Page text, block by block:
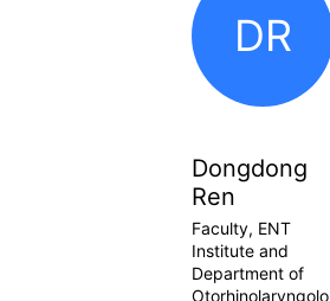
DR
Dongdong
Ren
Faculty, ENT
Institute and
Department of
Otorhinolaryngolo